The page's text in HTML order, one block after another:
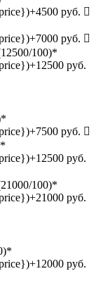
руб.
руб.
100)*
руб.
руб.
руб.
100)*
руб.
руб.